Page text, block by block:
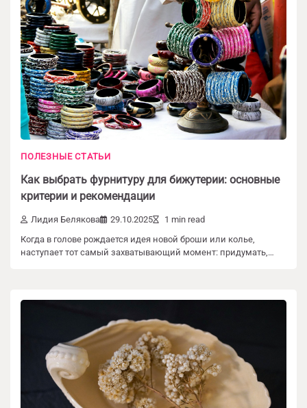
ПОЛЕЗНЫЕ СТАТЬИ
Как выбрать фурнитуру для бижутерии: основные
критерии и рекомендации
Лидия Белякова 29.10.2025
1 min read
Когда в голове рождается идея новой броши или колье,
наступает тот самый захватывающий момент: придумать,…